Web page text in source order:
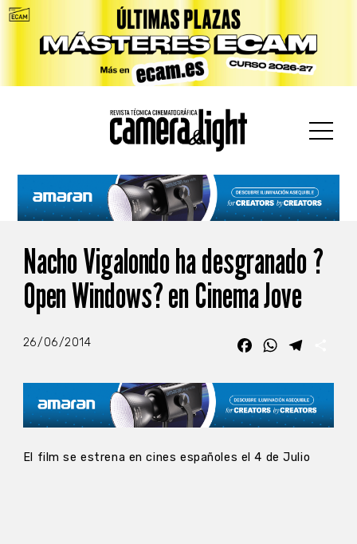
Nacho Vigalondo ha desgranado ?
Open Windows? en Cinema Jove
26/06/2014 FacebookWhatsApp
El film se estrena en cines españoles el 4 de Julio